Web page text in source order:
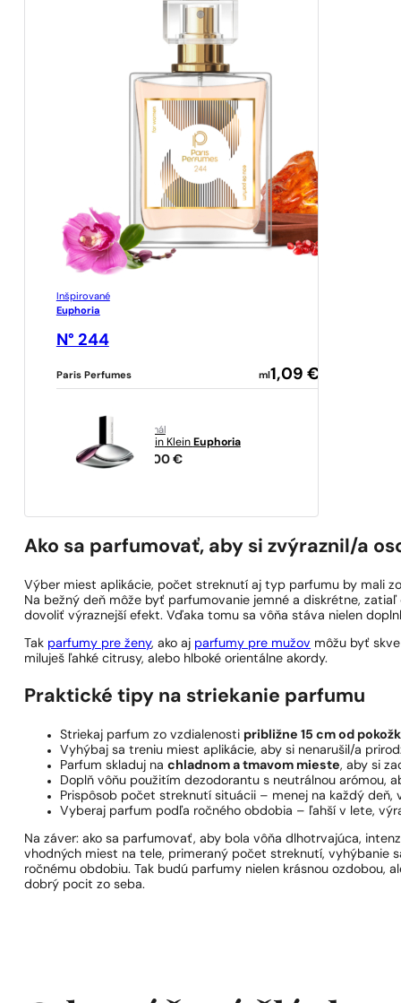
Inšpirované
Euphoria
N° 244
Paris Perfumes ml1,09 €
originál
Calvin Klein Euphoria
45,00 €
Ako sa parfumovať, aby si zvýraznil/a
Výber miest aplikácie, počet streknutí aj typ parfumu by mali
Na bežný deň môže byť parfumovanie jemné a diskrétne,
dovoliť výraznejší efekt. Vďaka tomu sa vôňa stáva nielen
Tak parfumy pre ženy, ako aj parfumy pre mužov môžu byť
miluješ ľahké citrusy, alebo hlboké orientálne akordy.
Praktické tipy na striekanie parfumu
Striekaj parfum zo vzdialenosti približne 15 cm od
Vyhýbaj sa treniu miest aplikácie, aby si nenarušil/a
Parfum skladuj nachladnom a tmavom mieste, aby si
Doplň vôňu použitím dezodorantu s neutrálnou arómou,
Prispôsob počet streknutí situácii – menej na každý deň,
Vyberaj parfum podľa ročného obdobia – ľahší v lete,
Na záver: ako sa parfumovať, aby bola vôňa dlhotrvajúca,
vhodných miest na tele, primeraný počet streknutí, vyhýbanie
ročnému obdobiu. Tak budú parfumy nielen krásnou ozdobou,
dobrý pocit zo seba.